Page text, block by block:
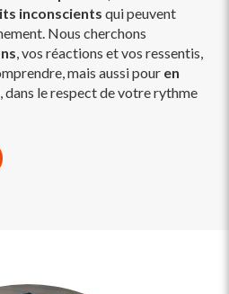
inconscients qui peuvent
Nous cherchons
, vos réactions et vos ressentis,
mais aussi pour en
, dans le respect de votre rythme